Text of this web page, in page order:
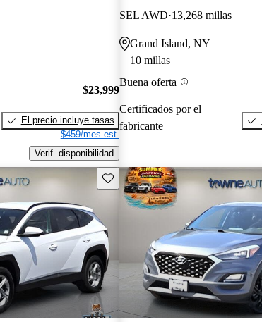
$23,999
El precio incluye tasas
$459/mes est.
Verif. disponibilidad
SEL AWD 13,268 millas
Grand Island, NY
10 millas
Buena oferta
Certificados por el
fabricante
Guarda este Aviso